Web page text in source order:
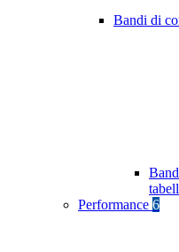
Bandi di
Performance 6